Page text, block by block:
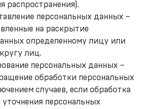
распространения).
персональных данных –
на раскрытие
определенному лицу или
лиц.
персональных данных –
обработки персональных
случаев, если обработка
персональных